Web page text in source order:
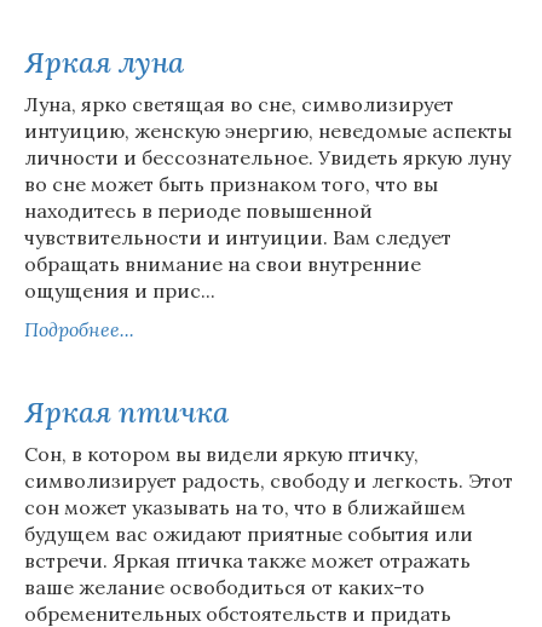
Яркая луна
Луна, ярко светящая во сне, символизирует
интуицию, женскую энергию, неведомые аспекты
личности и бессознательное. Увидеть яркую луну
во сне может быть признаком того, что вы
находитесь в периоде повышенной
чувствительности и интуиции. Вам следует
обращать внимание на свои внутренние
ощущения и прис...
Подробнее...
Яркая птичка
Сон, в котором вы видели яркую птичку,
символизирует радость, свободу и легкость. Этот
сон может указывать на то, что в ближайшем
будущем вас ожидают приятные события или
встречи. Яркая птичка также может отражать
ваше желание освободиться от каких-то
обременительных обстоятельств и придать